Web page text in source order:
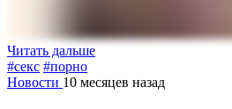
Читать дальше
#секс #порно
Новости 10 месяцев назад